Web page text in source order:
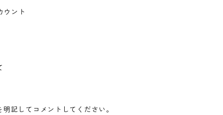
ウント
記してコメントしてください。